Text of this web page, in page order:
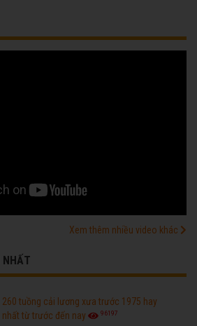
Xem thêm nhiều video khác
NHẤT
260 tuồng cải lương xưa trước 1975 hay
nhất từ trước đến nay
96197